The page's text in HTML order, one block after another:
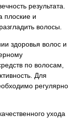
результата.
плоские и
волосы.
здоровья волос и
по волосам,
Для
регулярно
ухода